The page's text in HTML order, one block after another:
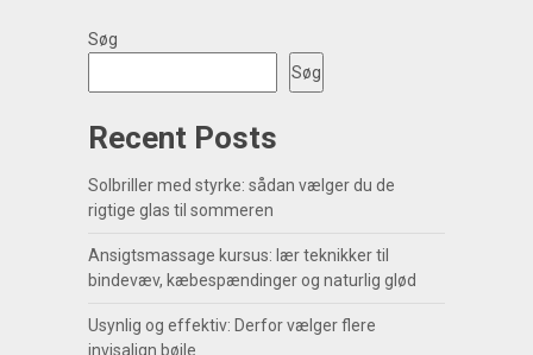
Søg
Søg
Recent Posts
Solbriller med styrke: sådan vælger du de
rigtige glas til sommeren
Ansigtsmassage kursus: lær teknikker til
bindevæv, kæbespændinger og naturlig glød
Usynlig og effektiv: Derfor vælger flere
invisalign bøjle